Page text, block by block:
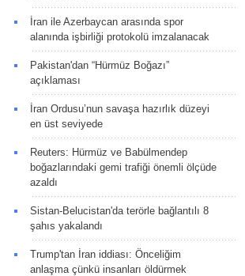
İran ile Azerbaycan arasında spor
alanında işbirliği protokolü imzalanacak
Pakistan'dan “Hürmüz Boğazı”
açıklaması
İran Ordusu’nun savaşa hazırlık düzeyi
en üst seviyede
Reuters: Hürmüz ve Babülmendep
boğazlarındaki gemi trafiği önemli ölçüde
azaldı
Sistan-Belucistan'da terörle bağlantılı 8
şahıs yakalandı
Trump'tan İran iddiası: Önceliğim
anlaşma çünkü insanları öldürmek